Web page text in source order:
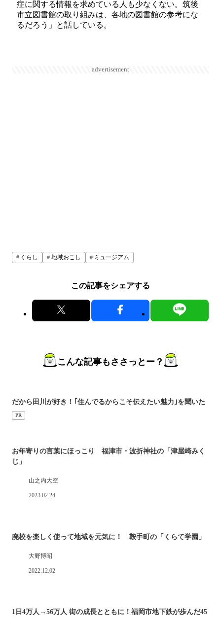
症に関する情報を求めている人も少なくない。筑後
市立図書館の取り組みは、各地の図書館の参考にな
るだろう」と話している。
advertisement
くらし 地域おこし ミュージアム
この記事をシェアする
こんな記事もささっとー？
だから田川が好き！｢住んでるからこそ伝えたい魅力｣を聞いた
PR
お年寄りの言葉にほっこり 福津市・波折神社の「津屋崎みく
じ」
山之内大空
2023.02.24
廃校を楽しく使って地域を元気に！ 鞍手町の「くらて学園」
大野博昭
2022.12.02
1日4万人→56万人 街の成長とともに！福岡市地下鉄が歩んだ45